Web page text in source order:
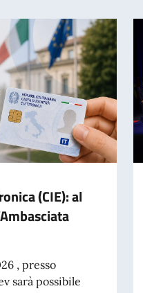
(CIE): al
, presso
sarà possibile